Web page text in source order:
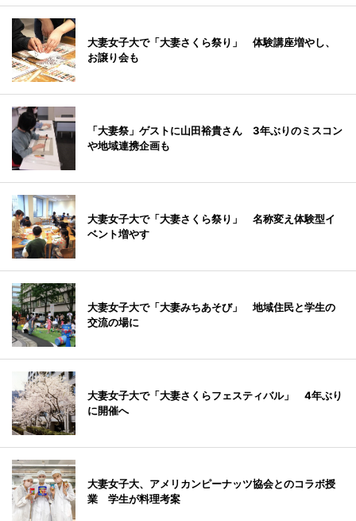
大妻女子大で「大妻さくら祭り」 体験講座増やし、
お譲り会も
「大妻祭」ゲストに山田裕貴さん 3年ぶりのミスコン
や地域連携企画も
大妻女子大で「大妻さくら祭り」 名称変え体験型イ
ベント増やす
大妻女子大で「大妻みちあそび」 地域住民と学生の
交流の場に
大妻女子大で「大妻さくらフェスティバル」 4年ぶり
に開催へ
大妻女子大、アメリカンピーナッツ協会とのコラボ授
業 学生が料理考案